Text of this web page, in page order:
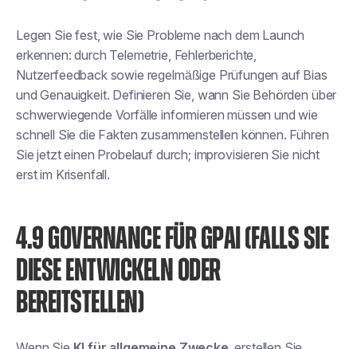
Legen Sie fest, wie Sie Probleme nach dem Launch
erkennen: durch Telemetrie, Fehlerberichte,
Nutzerfeedback sowie regelmäßige Prüfungen auf Bias
und Genauigkeit. Definieren Sie, wann Sie Behörden über
schwerwiegende Vorfälle informieren müssen und wie
schnell Sie die Fakten zusammenstellen können. Führen
Sie jetzt einen Probelauf durch; improvisieren Sie nicht
erst im Krisenfall.
4.9 GOVERNANCE FÜR GPAI (FALLS SIE
DIESE ENTWICKELN ODER
BEREITSTELLEN)